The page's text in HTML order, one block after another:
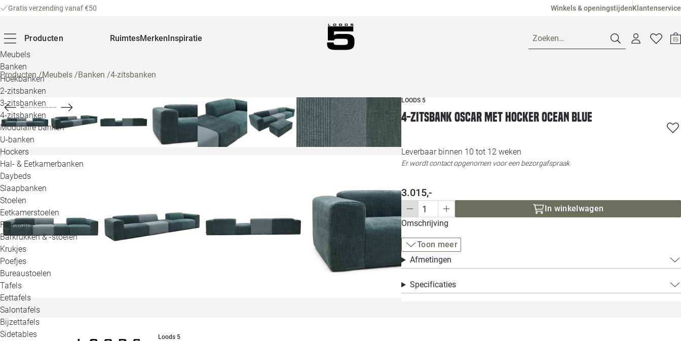
Gratis verzending vanaf €50 Winkels & openingstijdenKlantenservice
Producten
Meubels
Banken
Hoekbanken
2-zitsbanken
3-zitsbanken
4-zitsbanken
Modulaire banken
U-banken
Hockers
Hal- & Eetkamerbanken
Daybeds
Slaapbanken
Stoelen
Eetkamerstoelen
Fauteuils
Barkrukken & -stoelen
Krukjes
Poefjes
Bureaustoelen
Tafels
Eettafels
Salontafels
Bijzettafels
Sidetables
RuimtesMerkenInspiratie Zoeken…
Pagina suggesties
Veelgestelde vragen
Loods 5
Loods 5
Alle
Producten/Meubels /Banken /4-zitsbanken
LOODS 5
4-zitsbank Oscar met hocker ocean blue
Leverbaar binnen 10 tot 12 weken
Er wordt contact opgenomen voor een bezorgafspraak
3.015,-
In winkelwagen
Omschrijving
Toon meer
Afmetingen
Specificaties
Loods 5